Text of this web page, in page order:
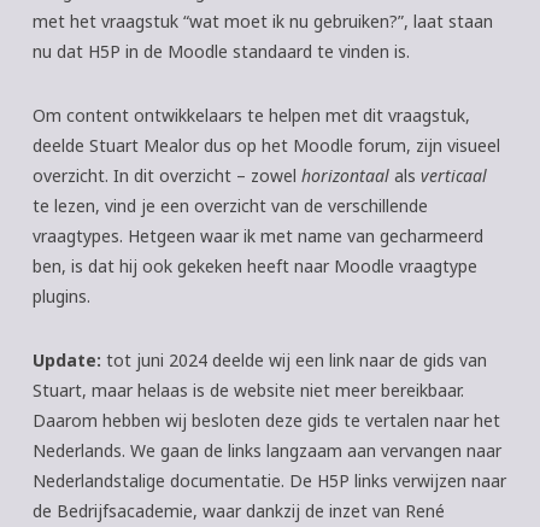
met het vraagstuk “wat moet ik nu gebruiken?”, laat staan
nu dat H5P in de Moodle standaard te vinden is.
Om content ontwikkelaars te helpen met dit vraagstuk,
deelde Stuart Mealor dus op het Moodle forum, zijn visueel
overzicht. In dit overzicht – zowel horizontaal als verticaal
te lezen, vind je een overzicht van de verschillende
vraagtypes. Hetgeen waar ik met name van gecharmeerd
ben, is dat hij ook gekeken heeft naar Moodle vraagtype
plugins.
Update: tot juni 2024 deelde wij een link naar de gids van
Stuart, maar helaas is de website niet meer bereikbaar.
Daarom hebben wij besloten deze gids te vertalen naar het
Nederlands. We gaan de links langzaam aan vervangen naar
Nederlandstalige documentatie. De H5P links verwijzen naar
de Bedrijfsacademie, waar dankzij de inzet van René